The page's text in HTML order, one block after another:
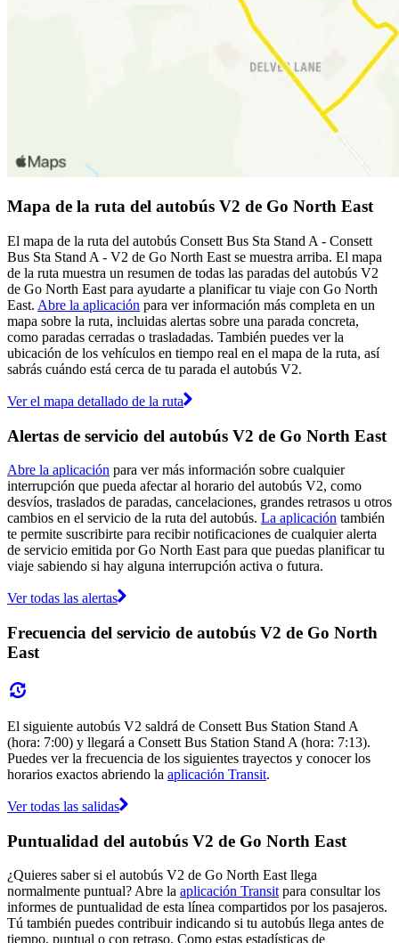
Mapa de la ruta del autobús V2 de Go North East
El mapa de la ruta del autobús Consett Bus Sta Stand A - Consett
Bus Sta Stand A - V2 de Go North East se muestra arriba. El mapa
de la ruta muestra un resumen de todas las paradas del autobús V2
de Go North East para ayudarte a planificar tu viaje con Go North
East. Abre la aplicación para ver información más completa en un
mapa sobre la ruta, incluidas alertas sobre una parada concreta,
como paradas cerradas o trasladadas. También puedes ver la
ubicación de los vehículos en tiempo real en el mapa de la ruta, así
sabrás cuándo está cerca de tu parada el autobús V2.
Ver el mapa detallado de la ruta
Alertas de servicio del autobús V2 de Go North East
Abre la aplicación para ver más información sobre cualquier
interrupción que pueda afectar al horario del autobús V2, como
desvíos, traslados de paradas, cancelaciones, grandes retrasos u otros
cambios en el servicio de la ruta del autobús. La aplicación también
te permite suscribirte para recibir notificaciones de cualquier alerta
de servicio emitida por Go North East para que puedas planificar tu
viaje sabiendo si hay alguna interrupción activa o futura.
Ver todas las alertas
Frecuencia del servicio de autobús V2 de Go North
East
El siguiente autobús V2 saldrá de Consett Bus Station Stand A
(hora: 7:00) y llegará a Consett Bus Station Stand A (hora: 7:13).
Puedes ver la frecuencia de los siguientes trayectos y conocer los
horarios exactos abriendo la aplicación Transit.
Ver todas las salidas
Puntualidad del autobús V2 de Go North East
¿Quieres saber si el autobús V2 de Go North East llega
normalmente puntual? Abre la aplicación Transit para consultar los
informes de puntualidad de esta línea compartidos por los pasajeros.
Tú también puedes contribuir indicando si tu autobús llega antes de
tiempo, puntual o con retraso. Como estas estadísticas de